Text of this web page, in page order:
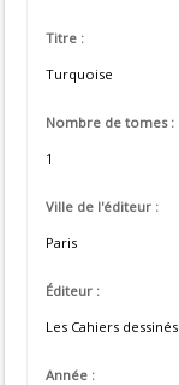
Titre :
Turquoise
Nombre de tomes :
1
Ville de l'éditeur :
Paris
Éditeur :
Les Cahiers dessinés
Année :